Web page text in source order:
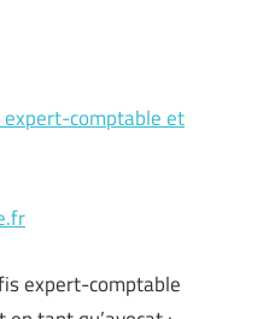
comptable et
expert-comptable